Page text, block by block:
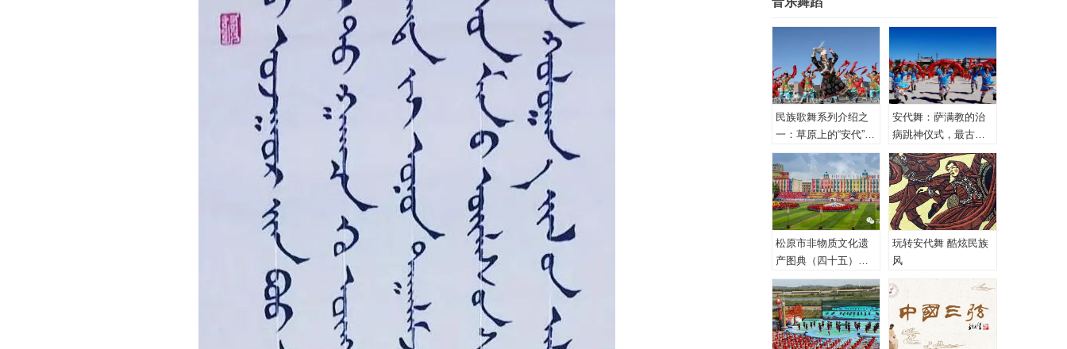
民族歌舞系列介绍之
一：草原上的“安代”和
安代舞
安代舞：萨满教的治
病跳神仪式，最古老
的心理治疗！
松原市非物质文化遗
产图典（四十五）蒙
古族安代舞
玩转安代舞 酷炫民族
风